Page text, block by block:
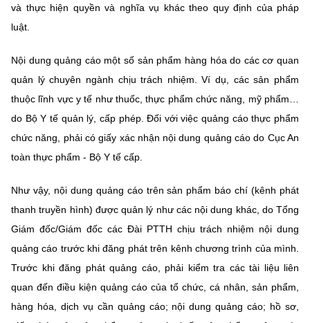
Giám đốc Trung tâm Truyền thông Khoa học và Công nghệ.
Liên hệ
Email:
stc@mst.gov.vn
©2026 Bản quyền thuộc Bộ Khoa Học và Công Nghệ
(Ghi rõ nguồn "https://mst.gov.vn" khi phát hành lại thông tin từ
website này)
và thực hiện quyền và nghĩa vụ khác theo quy định của pháp
luật.
Nội dung quảng cáo một số sản phẩm hàng hóa do các cơ quan
quản lý chuyên ngành chịu trách nhiệm. Ví dụ, các sản phẩm
thuộc lĩnh vực y tế như thuốc, thực phẩm chức năng, mỹ phẩm…
do Bộ Y tế quản lý, cấp phép. Đối với việc quảng cáo thực phẩm
chức năng, phải có giấy xác nhận nội dung quảng cáo do Cục An
toàn thực phẩm - Bộ Y tế cấp.
Như vậy, nội dung quảng cáo trên sản phẩm báo chí (kênh phát
thanh truyền hình) được quản lý như các nội dung khác, do Tổng
Giám đốc/Giám đốc các Đài PTTH chịu trách nhiệm nội dung
quảng cáo trước khi đăng phát trên kênh chương trình của mình.
Trước khi đăng phát quảng cáo, phải kiểm tra các tài liệu liên
quan đến điều kiện quảng cáo của tổ chức, cá nhân, sản phẩm,
hàng hóa, dịch vụ cần quảng cáo; nội dung quảng cáo; hồ sơ,